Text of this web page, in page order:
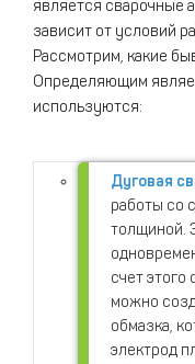
является сварочные
зависит от условий
Рассмотрим, какие
Определяющим
используются:
Дуговая
работы со
толщиной.
счет этого
можно
обмазка,
электрод